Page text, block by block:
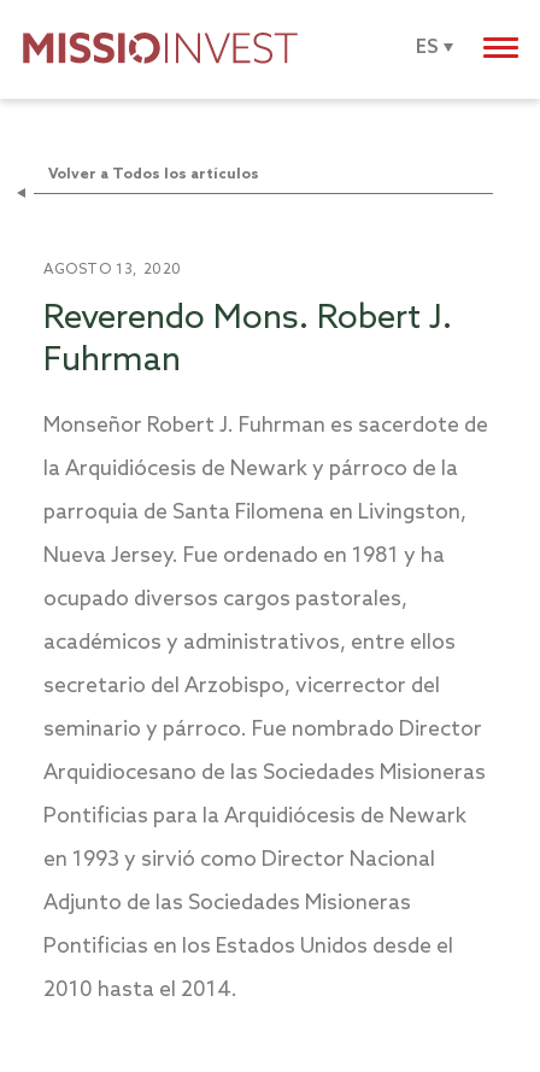
ES
Volver a Todos los artículos
AGOSTO 13, 2020
Reverendo Mons. Robert J.
Fuhrman
Monseñor Robert J. Fuhrman es sacerdote de
la Arquidiócesis de Newark y párroco de la
parroquia de Santa Filomena en Livingston,
Nueva Jersey. Fue ordenado en 1981 y ha
ocupado diversos cargos pastorales,
académicos y administrativos, entre ellos
secretario del Arzobispo, vicerrector del
seminario y párroco. Fue nombrado Director
Arquidiocesano de las Sociedades Misioneras
Pontificias para la Arquidiócesis de Newark
en 1993 y sirvió como Director Nacional
Adjunto de las Sociedades Misioneras
Pontificias en los Estados Unidos desde el
2010 hasta el 2014.